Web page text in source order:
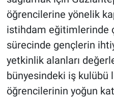
öğrencilerine yönelik
istihdam eğitimlerinde
sürecinde gençlerin
yetkinlik alanları
bünyesindeki iş kulübü
öğrencilerinin yoğun